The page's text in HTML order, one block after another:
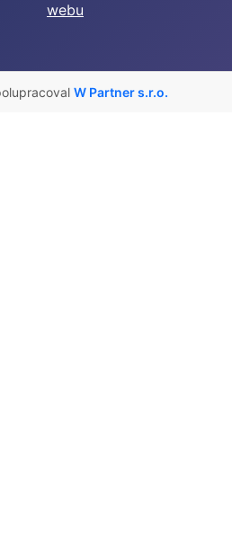
webu
W Partner s.r.o.